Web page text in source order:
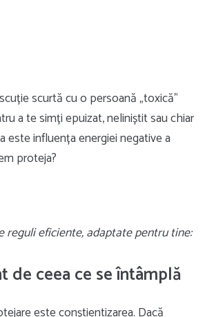
scurtă cu o persoană „toxică”
a te simți epuizat, neliniștit sau chiar
este influența energiei negative a
proteja?
reguli eficiente, adaptate pentru tine:
de ceea ce se întâmplă